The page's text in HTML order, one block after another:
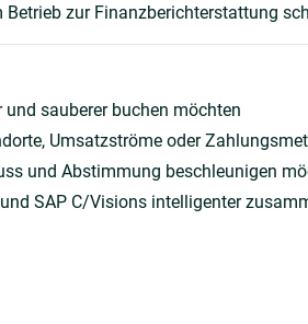
Betrieb zur Finanzberichterstattung
sauberer buchen möchten
Umsatzströme oder
und Abstimmung beschleunigen
SAP C/Visions intelligenter